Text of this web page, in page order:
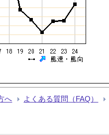
へ よくある質問（FAQ）